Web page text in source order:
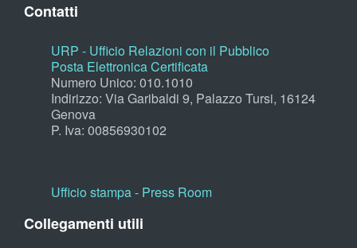
Contatti
URP - Ufficio Relazioni con il Pubblico
Posta Elettronica Certificata
Numero Unico: 010.1010
Indirizzo: Via Garibaldi 9, Palazzo Tursi, 16124
Genova
P. Iva: 00856930102
Ufficio stampa - Press Room
Collegamenti utili